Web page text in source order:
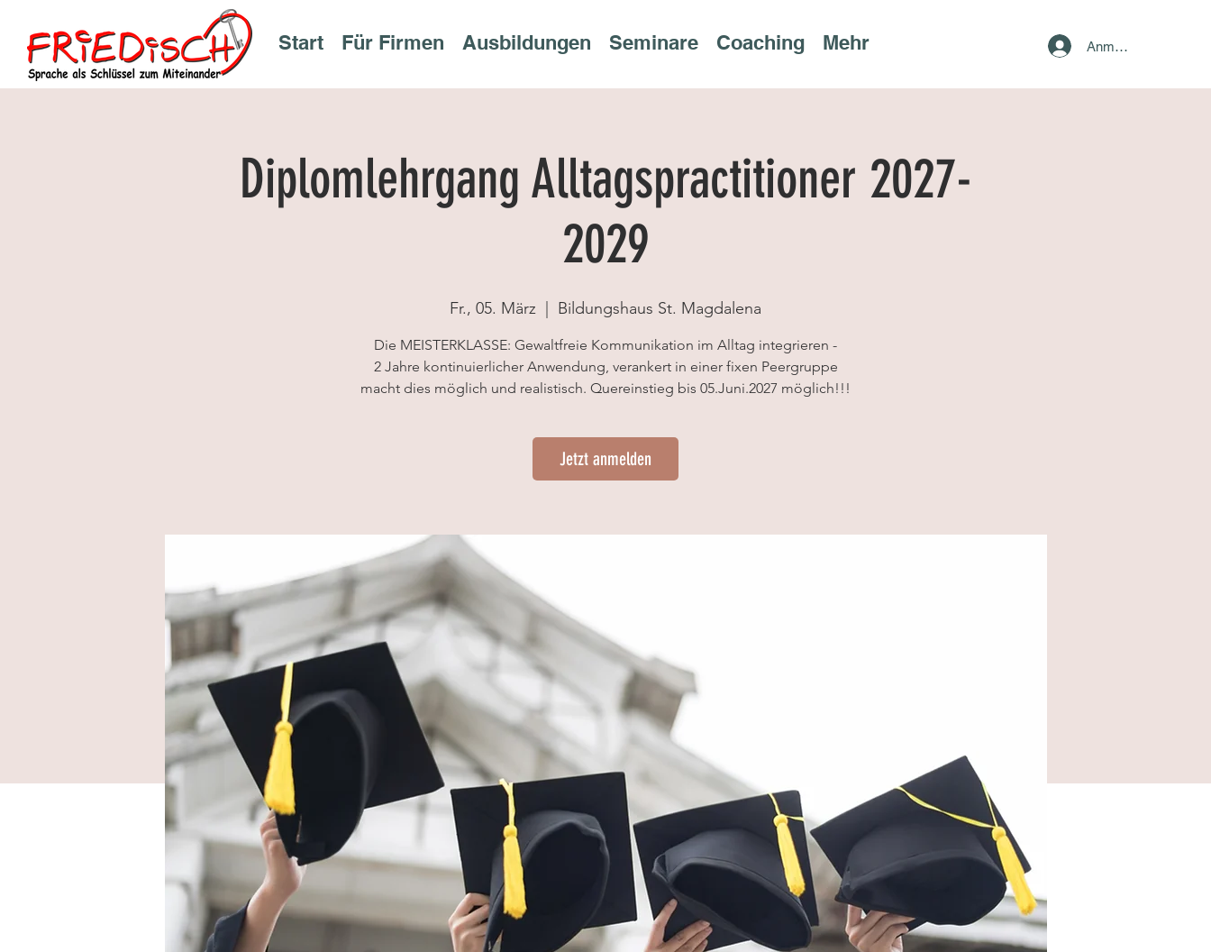
Start Für Firmen Ausbildungen Seminare Coaching Mehr Anmelden
Diplomlehrgang Alltagspractitioner 2027-
2029
Fr., 05. März Bildungshaus St. Magdalena
Die MEISTERKLASSE: Gewaltfreie Kommunikation im Alltag integrieren -
2 Jahre kontinuierlicher Anwendung, verankert in einer fixen Peergruppe
macht dies möglich und realistisch. Quereinstieg bis 05.Juni.2027 möglich!!!
Jetzt anmelden